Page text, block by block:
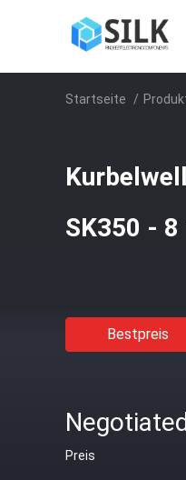
Startseite /
SK350 -
Bestpreis
Preis